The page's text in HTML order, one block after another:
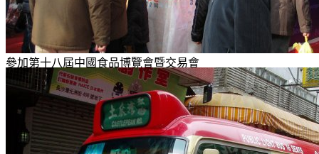
參加第十八屆中國食品博覽會暨交易會